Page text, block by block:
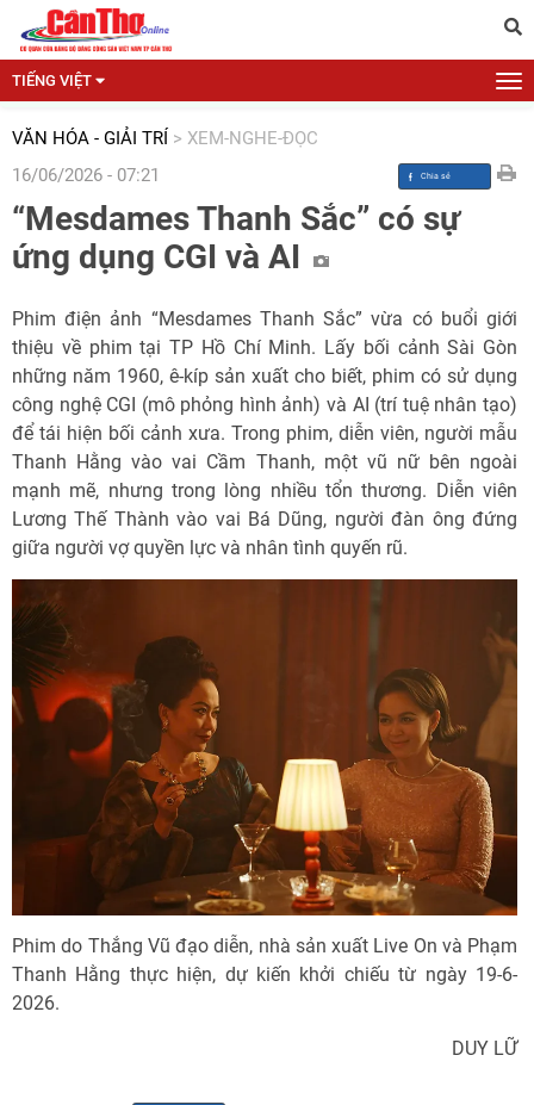
TIẾNG VIỆT
VĂN HÓA - GIẢI TRÍ > XEM-NGHE-ĐỌC
16/06/2026 - 07:21
“Mesdames Thanh Sắc” có sự
ứng dụng CGI và AI
Phim điện ảnh “Mesdames Thanh Sắc” vừa có buổi giới
thiệu về phim tại TP Hồ Chí Minh. Lấy bối cảnh Sài Gòn
những năm 1960, ê-kíp sản xuất cho biết, phim có sử dụng
công nghệ CGI (mô phỏng hình ảnh) và AI (trí tuệ nhân tạo)
để tái hiện bối cảnh xưa. Trong phim, diễn viên, người mẫu
Thanh Hằng vào vai Cầm Thanh, một vũ nữ bên ngoài
mạnh mẽ, nhưng trong lòng nhiều tổn thương. Diễn viên
Lương Thế Thành vào vai Bá Dũng, người đàn ông đứng
giữa người vợ quyền lực và nhân tình quyến rũ.
Phim do Thắng Vũ đạo diễn, nhà sản xuất Live On và Phạm
Thanh Hằng thực hiện, dự kiến khởi chiếu từ ngày 19-6-
2026.
DUY LỮ